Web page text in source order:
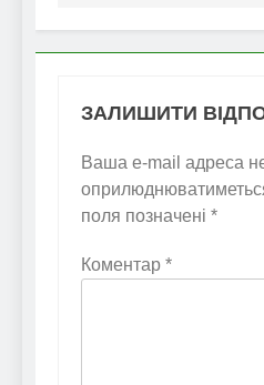
ЗАЛИШИТИ
Ваша e-mail адреса
поля позначені *
Коментар *